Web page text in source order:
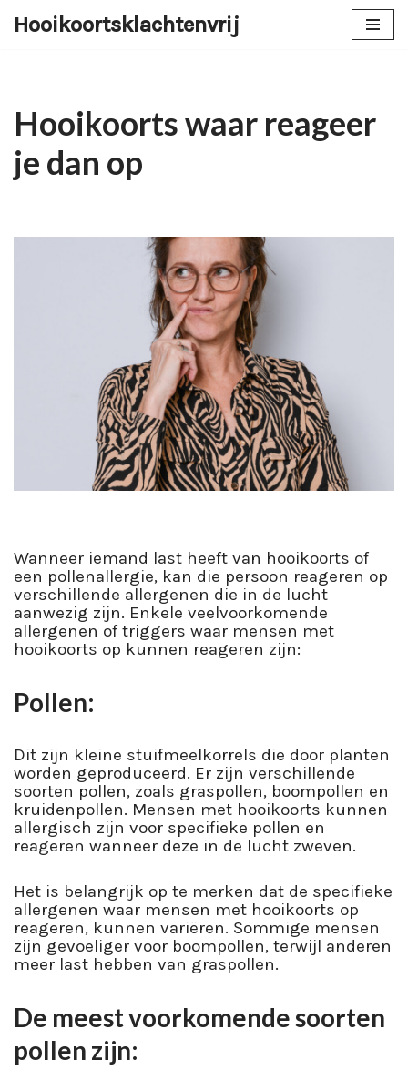
Hooikoortsklachtenvrij
Hooikoorts waar reageer
je dan op
Wanneer iemand last heeft van hooikoorts of
een pollenallergie, kan die persoon reageren op
verschillende allergenen die in de lucht
aanwezig zijn. Enkele veelvoorkomende
allergenen of triggers waar mensen met
hooikoorts op kunnen reageren zijn:
Pollen:
Dit zijn kleine stuifmeelkorrels die door planten
worden geproduceerd. Er zijn verschillende
soorten pollen, zoals graspollen, boompollen en
kruidenpollen. Mensen met hooikoorts kunnen
allergisch zijn voor specifieke pollen en
reageren wanneer deze in de lucht zweven.
Het is belangrijk op te merken dat de specifieke
allergenen waar mensen met hooikoorts op
reageren, kunnen variëren. Sommige mensen
zijn gevoeliger voor boompollen, terwijl anderen
meer last hebben van graspollen.
De meest voorkomende soorten
pollen zijn: